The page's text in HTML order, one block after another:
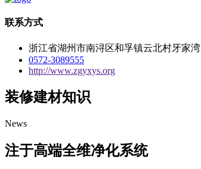
联系方式
浙江省湖州市南浔区和孚镇云北村牙家湾
0572-3089555
http://www.zgyxys.org
装修建材知识
News
注于高端全维净化系统